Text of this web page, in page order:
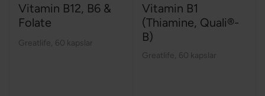
Vitamin B12, B6 &
Folate
Greatlife 60 kapslar
Vitamin B1
(Thiamine, Quali®-
B)
Greatlife 60 kapslar